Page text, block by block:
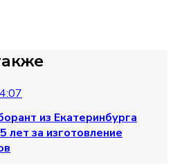
из Екатеринбурга
лет за изготовление